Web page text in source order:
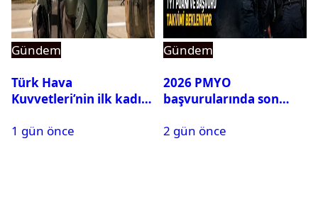
Gündem
Türk Hava
Kuvvetleri’nin ilk kadın
Karapınar hakkında
1 gün önce
Gündem
2026 PMYO
başvurularında son
2 gün önce